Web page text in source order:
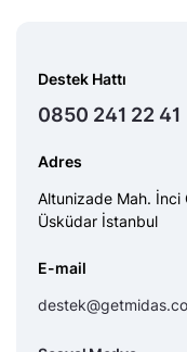
Destek Hattı
0850 241 22 41
Adres
Altunizade Mah. İnci
Üsküdar İstanbul
E-mail